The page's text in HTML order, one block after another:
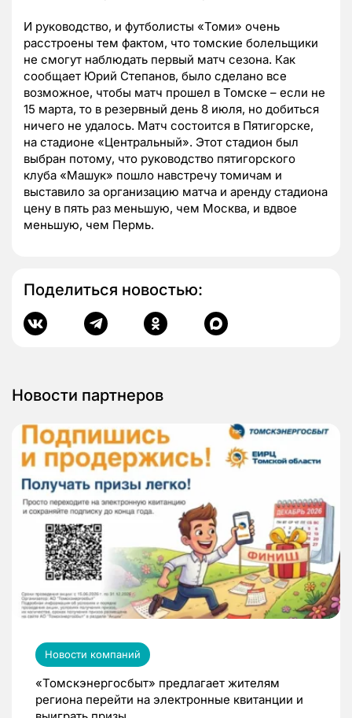
И руководство, и футболисты «Томи» очень
расстроены тем фактом, что томские болельщики
не смогут наблюдать первый матч сезона. Как
сообщает Юрий Степанов, было сделано все
возможное, чтобы матч прошел в Томске – если не
15 марта, то в резервный день 8 июля, но добиться
ничего не удалось. Матч состоится в Пятигорске,
на стадионе «Центральный». Этот стадион был
выбран потому, что руководство пятигорского
клуба «Машук» пошло навстречу томичам и
выставило за организацию матча и аренду стадиона
цену в пять раз меньшую, чем Москва, и вдвое
меньшую, чем Пермь.
Поделиться новостью:
Новости партнеров
Новости компаний
«Томскэнергосбыт» предлагает жителям
региона перейти на электронные квитанции и